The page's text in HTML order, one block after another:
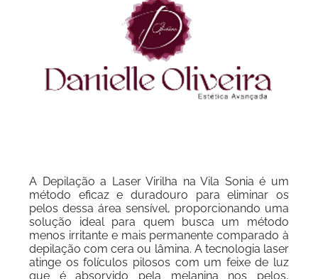
A Depilação a Laser Virilha na Vila Sonia é um
método eficaz e duradouro para eliminar os
pelos dessa área sensível, proporcionando uma
solução ideal para quem busca um método
menos irritante e mais permanente comparado à
depilação com cera ou lâmina. A tecnologia laser
atinge os folículos pilosos com um feixe de luz
que é absorvido pela melanina nos pelos,